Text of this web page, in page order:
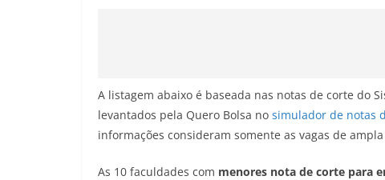
A listagem abaixo é baseada nas notas de corte do
levantados pela Quero Bolsa no simulador de notas
informações consideram somente as vagas de
As 10 faculdades com menores nota de corte para